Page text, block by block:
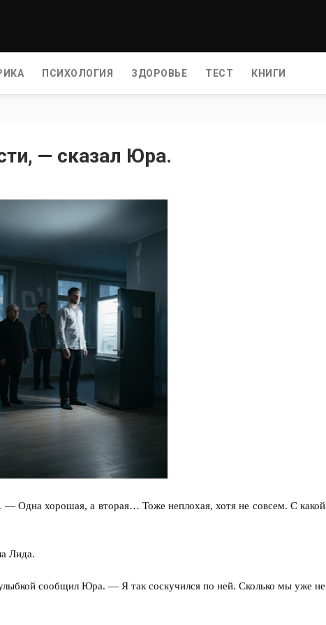
ПСИХОЛОГИЯ ЗДОРОВЬЕ ТЕСТ КНИГИ
— сказал Юра.
Одна хорошая, а вторая… Тоже неплохая, хотя не совсем. С какой
Лида.
сообщил Юра. — Я так соскучился по ней. Сколько мы уже не